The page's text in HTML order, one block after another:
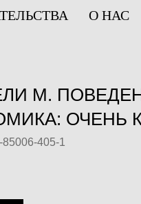
О НАС
М.
ОЧЕНЬ
85006-405-1